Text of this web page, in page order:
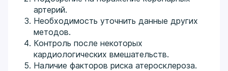
артерий.
Необходимость уточнить данные других
методов.
Контроль после некоторых
кардиологических вмешательств.
Наличие факторов риска атеросклероза.